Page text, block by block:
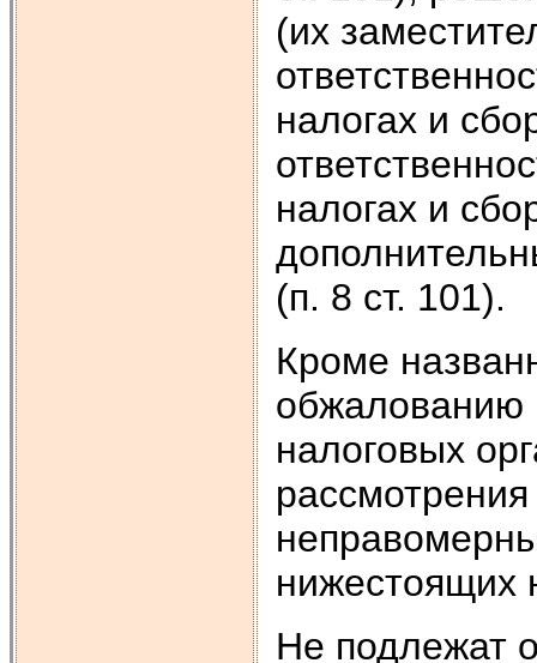
(их
налогах и
налогах и
(п. 8 ст. 101).
Кроме
обжалованию
налоговых
нижестоя­щих
Не подлежат